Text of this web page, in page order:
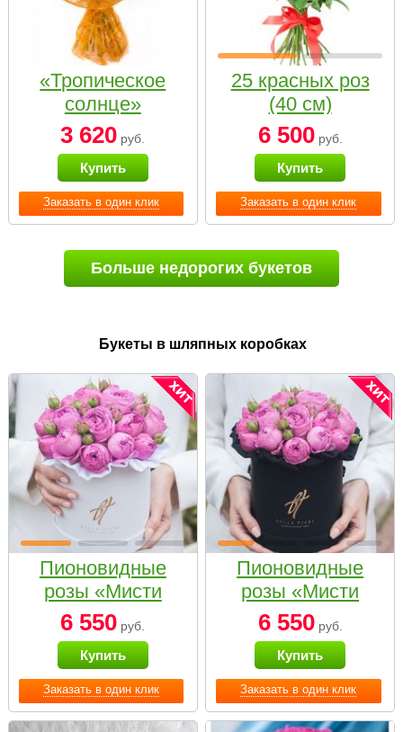
Заказать в один клик
«Тропическое
солнце»
3 620 руб.
Купить
Заказать в один клик
25 красных роз
(40 см)
6 500руб.
Купить
Больше недорогих букетов
Букеты в шляпных коробках
Заказать в один клик
Пионовидные
розы «Мисти
бабблс» в белой
коробке Small
6 550 руб.
Купить
Заказать в один клик
Пионовидные
розы «Мисти
бабблс» в
черной коробке
Small
6 550руб.
Купить